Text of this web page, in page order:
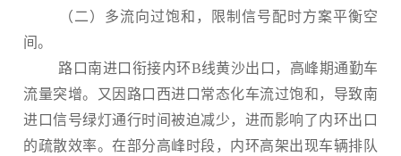
（二）多流向过饱和，限制信号配时方案平衡空
间。
路口南进口衔接内环B线黄沙出口，高峰期通勤车
流量突增。又因路口西进口常态化车流过饱和，导致南
进口信号绿灯通行时间被迫减少，进而影响了内环出口
的疏散效率。在部分高峰时段，内环高架出现车辆排队